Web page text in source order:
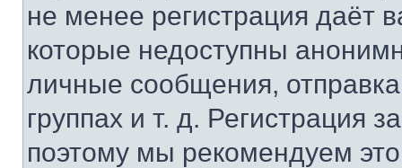
не менее регистрация даёт
которые недоступны
личные сообщения,
группах и т. д. Регистрация
поэтому мы рекомендуем